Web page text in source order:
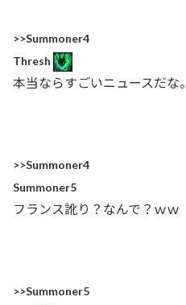
>>Summoner4
Thresh
本当ならすごいニュースだな。
>>Summoner4
Summoner5
フランス訛り？なんで？ｗｗ
>>Summoner5